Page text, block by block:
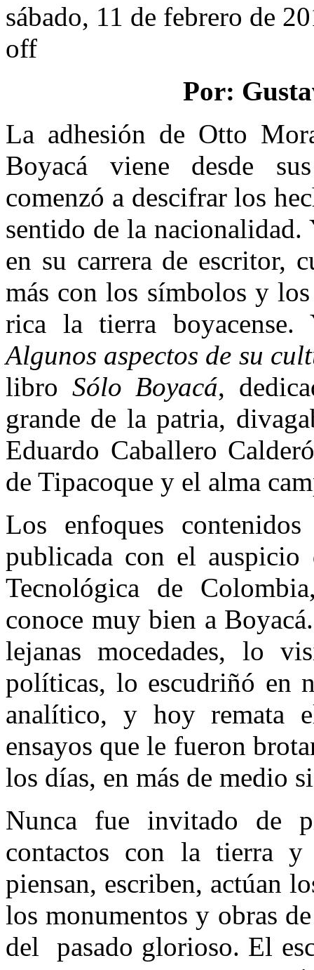
sábado, 11 de febrero de
off
Por:
La adhesión de Otto
Boyacá viene desde
comenzó a descifrar los
sentido de la
en su carrera de escritor,
más con los símbolos y
rica la tierra
Algunos aspectos de su
libro Sólo Boyacá,
grande de la patria,
Eduardo Caballero
de Tipacoque y el alma
Los enfoques
publicada con el
Tecnológica de
conoce muy bien a
lejanas mocedades, lo
políticas, lo escudriñó en
analítico, y hoy remata
ensayos que le fueron
los días, en más de medio
Nunca fue invitado de
contactos con la tierra
piensan, escriben, actúan
los monumentos y obras
del pasado glorioso. El